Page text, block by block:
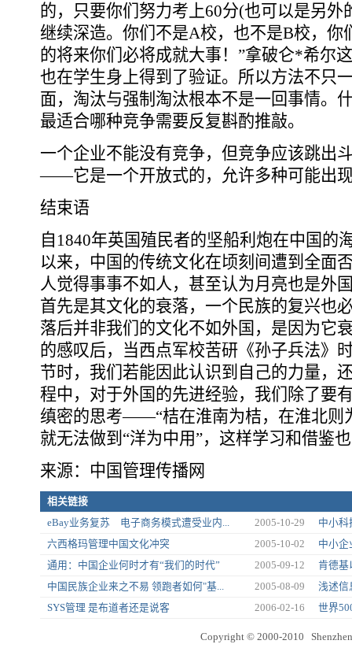
的，只要你们努力考上60分(也可以是另
继续深造。你们不是A校，也不是B校，你
的将来你们必将成就大事！”拿破仑*希尔
也在学生身上得到了验证。所以方法不只
面，淘汰与强制淘汰根本不是一回事情。
最适合哪种竞争需要反复斟酌推敲。
一个企业不能没有竞争，但竞争应该跳出
――它是一个开放式的，允许多种可能出
结束语
自1840年英国殖民者的坚船利炮在中国的
以来，中国的传统文化在顷刻间遭到全面
人觉得事事不如人，甚至认为月亮也是外
首先是其文化的衰落，一个民族的复兴也
落后并非我们的文化不如外国，是因为它
的感叹后，当西点军校苦研《孙子兵法》
节时，我们若能因此认识到自己的力量，
程中，对于外国的先进经验，我们除了要
缜密的思考――“桔在淮南为桔，在淮北则
就无法做到“洋为中用”，这样学习和借鉴
来源：中国管理传播网
相关链接
eBay业务复苏 电子商务模式遭受业内...
2005-10-29
中小科
六西格玛管理中国文化冲突
2005-10-02
中小企
通用：中国企业何时才有“我们的时代”
2005-09-12
肯德基
中国民族企业来之不易 领跑者如何"基...
2005-08-09
浅述信
SYS管理 是布道者还是说客
2006-02-16 世界
Copyright © 2000-2010